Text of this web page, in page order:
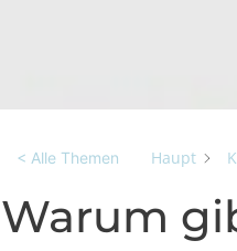
< Alle Themen Haupt
Warum